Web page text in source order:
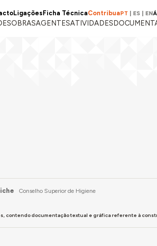
Ligações Ficha TécnicaContribuaPT ES EN
OBRASAGENTESATIVIDADES
Conselho Superior de Higiene
contendo documentação textual e gráfica referente à